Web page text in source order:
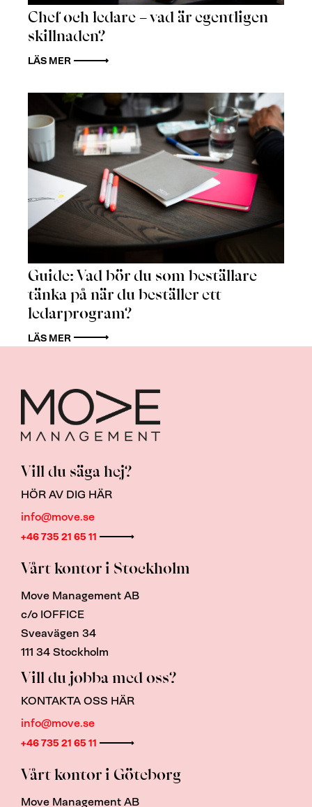
Chef och ledare – vad är egentligen
skillnaden?
LÄS MER
Guide: Vad bör du som beställare
tänka på när du beställer ett
ledarprogram?
LÄS MER
Vill du säga hej?
HÖR AV DIG HÄR
info@move.se
+46 735 21 65 11
Vårt kontor i Stockholm
Move Management AB
c/o IOFFICE
Sveavägen 34
111 34 Stockholm
Vill du jobba med oss?
KONTAKTA OSS HÄR
info@move.se
+46 735 21 65 11
Vårt kontor i Göteborg
Move Management AB